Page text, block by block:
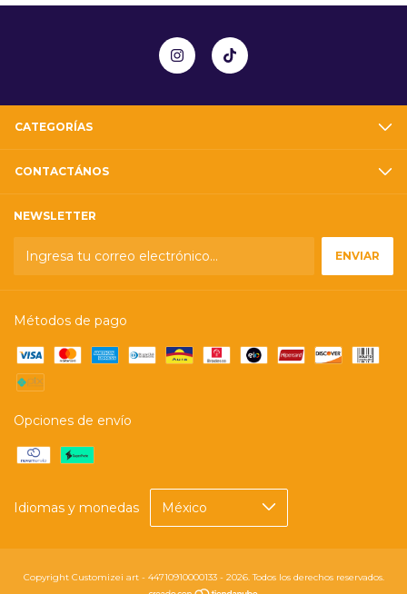
CATEGORÍAS
CONTACTÁNOS
NEWSLETTER
Métodos de pago
Opciones de envío
Idiomas y monedas
Copyright Customizei art - 44710910000133 - 2026. Todos los derechos reservados.